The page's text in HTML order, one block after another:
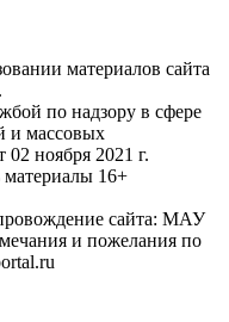
материалов сайта
по надзору в сфере
и массовых
ноября 2021 г.
16+
сайта: МАУ
и пожелания по